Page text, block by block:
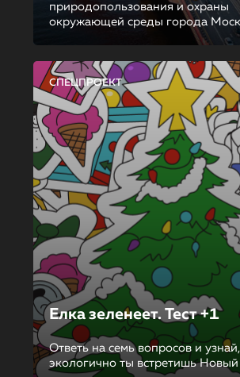
природопользования и охраны
окружающей среды города
СПЕЦПРОЕКТ
Елка зеленеет. Тест +1
Ответь на семь вопросов и
экологично ты встретишь Новый